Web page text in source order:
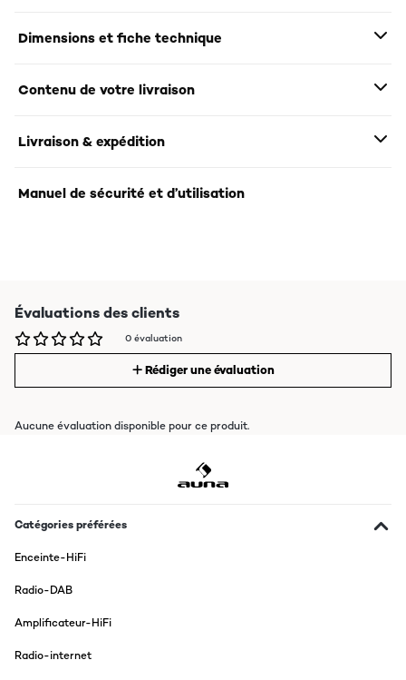
Dimensions et fiche technique
Contenu de votre livraison
Livraison & expédition
Manuel de sécurité et d’utilisation
Évaluations des clients
0 évaluation
Rédiger une évaluation
Aucune évaluation disponible pour ce produit.
Catégories préférées
Enceinte-HiFi
Radio-DAB
Amplificateur-HiFi
Radio-internet